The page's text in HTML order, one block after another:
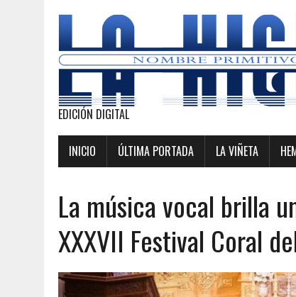
EDICIÓN DIGITAL
INICIO ÚLTIMA PORTADA LA VIÑETA
La música vocal brilla
XXXVII Festival Coral